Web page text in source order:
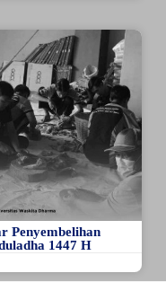
Penyembelihan
1447 H